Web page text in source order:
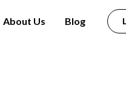
About Us Blog